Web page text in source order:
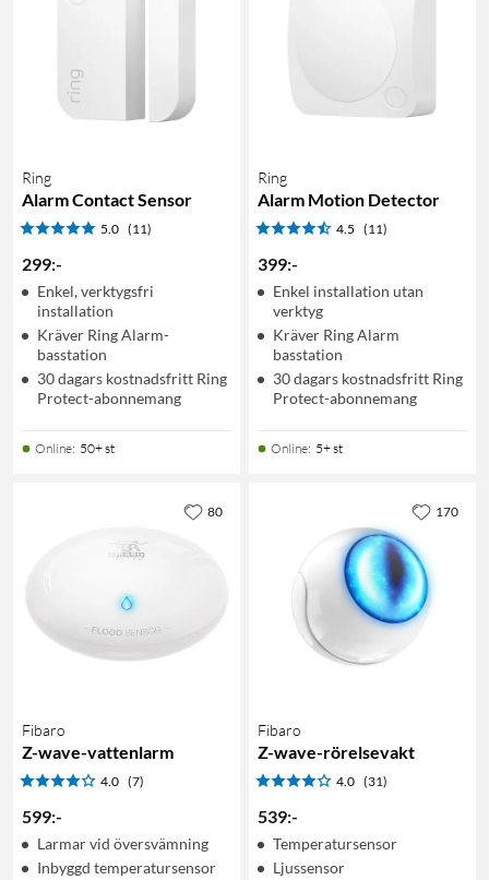
Ring
Alarm Contact Sensor
5.0 (11)
299:-
Enkel, verktygsfri
installation
Kräver Ring Alarm-
basstation
30 dagars kostnadsfritt Ring
Protect-abonnemang
Online: 50+ st
Ring
Alarm Motion Detector
4.5 (11)
399:-
Enkel installation utan
verktyg
Kräver Ring Alarm
basstation
30 dagars kostnadsfritt Ring
Protect-abonnemang
Online: 5+ st
Fibaro
Z-wave-vattenlarm
4.0 (7)
599:-
Larmar vid översvämning
Inbyggd temperatursensor
80
Fibaro
Z-wave-rörelsevakt
4.0 (31)
539:-
Temperatursensor
Ljussensor
170